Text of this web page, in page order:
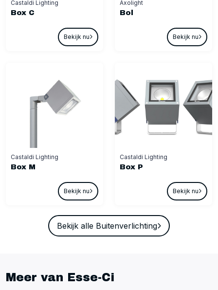
Castaldi Lighting
Box C
Bekijk nu
Axolight
Bol
Bekijk nu
Castaldi Lighting
Box M
Bekijk nu
Castaldi Lighting
Box P
Bekijk nu
Bekijk alle Buitenverlichting
Meer van Esse-Ci